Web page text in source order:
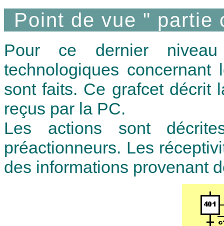
Point de vue " partie
Pour ce dernier
technologiques
sont faits. Ce grafcet décrit
reçus par la PC.
Les actions sont
préactionneurs. Les
des informations provenant